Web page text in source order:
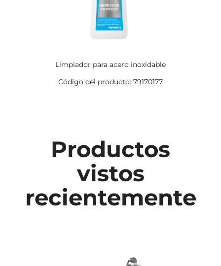
Limpiador para acero inoxidable
Código del producto: 79170177
Productos
vistos
recientemente